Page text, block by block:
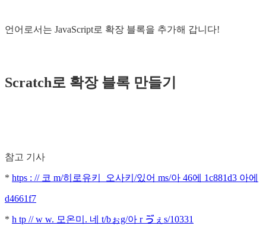
언어로서는 JavaScript로 확장 블록을 추가해 갑니다!
Scratch로 확장 블록 만들기
참고 기사
* htps : // 코 m/히로유키_오사키/있어 ms/아 46에 1c881d3 아에
d4661f7
* h tp // w w. 모온미. 네 t/bぉg/아 r ゔぇs/10331